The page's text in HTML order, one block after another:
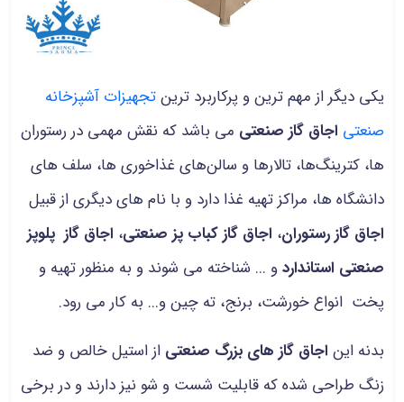
یکی دیگر از مهم ترین و پرکاربرد ترینتجهیزات آشپزخانه
صنعتی اجاق گاز صنعتی می باشد که نقش مهمی در رستوران
ها، کترینگ‌ها، تالارها و سالن‌های غذاخوری ها، سلف های
دانشگاه ها، مراکز تهیه غذا دارد و با نام های دیگری از قبیل
اجاق گاز رستوران، اجاق گاز کباب پز صنعتی، اجاق گاز پلوپز
صنعتی استانداردو ... شناخته می شوند و به منظور تهیه و
پخت انواع خورشت، برنج، ته چین و... به کار می رود.
بدنه این اجاق گاز های بزرگ صنعتی از استیل خالص و ضد
زنگ طراحی شده که قابلیت شست و شو نیز دارند و در برخی